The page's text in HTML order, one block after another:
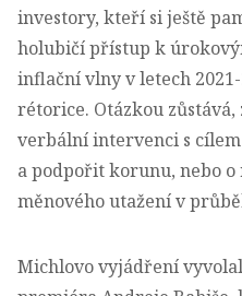
investory, kteří si ještě
holubičí přístup k
inflační vlny v letech
rétorice. Otázkou zůstává,
verbální intervenci s
a podpořit korunu, nebo
měnového utažení v
Michlovo vyjádření